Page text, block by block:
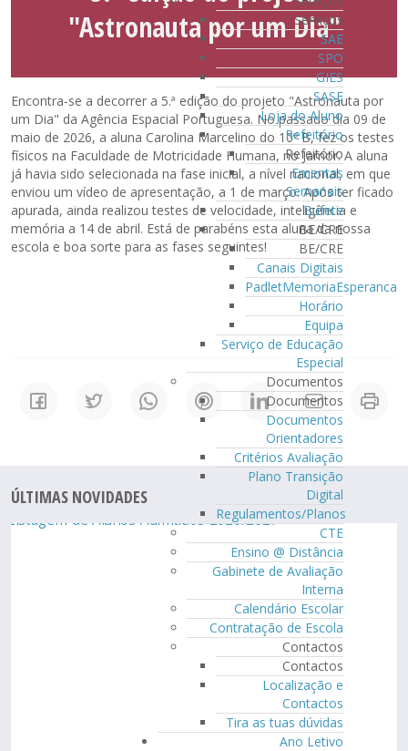
Serviços
SAE
SPO
GIES
SASE
Loja do Aluno
Refeitório
Refeitório
Ementas
Semanais
Bufete
BE/CRE
BE/CRE
Canais Digitais
PadletMemoriaEsperanca
Horário
Equipa
Serviço de Educação
Especial
Documentos
Documentos
Documentos
Orientadores
Critérios Avaliação
Plano Transição
Digital
Regulamentos/Planos
CTE
Ensino @ Distância
Gabinete de Avaliação
Interna
Calendário Escolar
Contratação de Escola
Contactos
Contactos
Localização e
Contactos
Tira as tuas dúvidas
Ano Letivo
"Astronauta por um Dia"
Encontra-se a decorrer a 5.ª edição do projeto "Astronauta por
um Dia" da Agência Espacial Portuguesa. No passado dia 09 de
maio de 2026, a aluna Carolina Marcelino do 10º B, fez os testes
físicos na Faculdade de Motricidade Humana, no Jamor. A aluna
já havia sido selecionada na fase inicial, a nível nacional, em que
enviou um vídeo de apresentação, a 1 de março. Após ter ficado
apurada, ainda realizou testes de velocidade, inteligência e
memória a 14 de abril. Está de parabéns esta aluna da nossa
escola e boa sorte para as fases seguintes!
ÚLTIMAS NOVIDADES